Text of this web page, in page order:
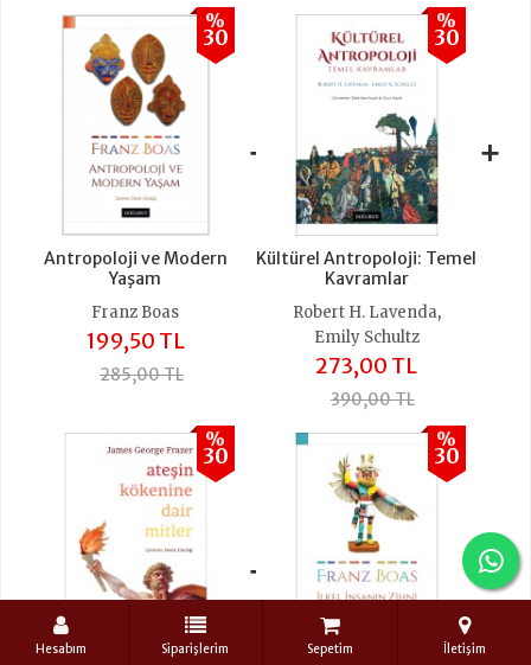
Hesabım Siparişlerim Sepetim İletişim
Antropoloji ve Modern
Yaşam
%
30
Franz Boas
199,50 TL
285,00 TL
+
Kültürel Antropoloji: Temel
Kavramlar
%
30
Robert H. Lavenda,
Emily Schultz
273,00 TL
390,00 TL
+
%
30
+
%
30
+